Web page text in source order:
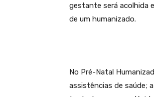
gestante será acolhida
de um humanizado.
No Pré-Natal
assistências de saúde;